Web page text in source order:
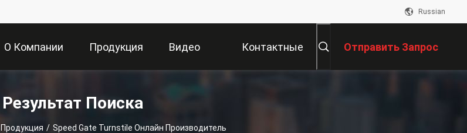
Russian
О Компании Продукция Видео Контактные Отправить Запрос
Результат Поиска
Продукция / Speed Gate Turnstile Онлайн Производитель